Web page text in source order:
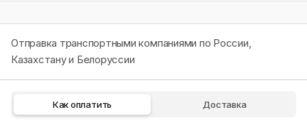
Отправка транспортными компаниями по России,
Казахстану и Белоруссии
Как оплатить Доставка